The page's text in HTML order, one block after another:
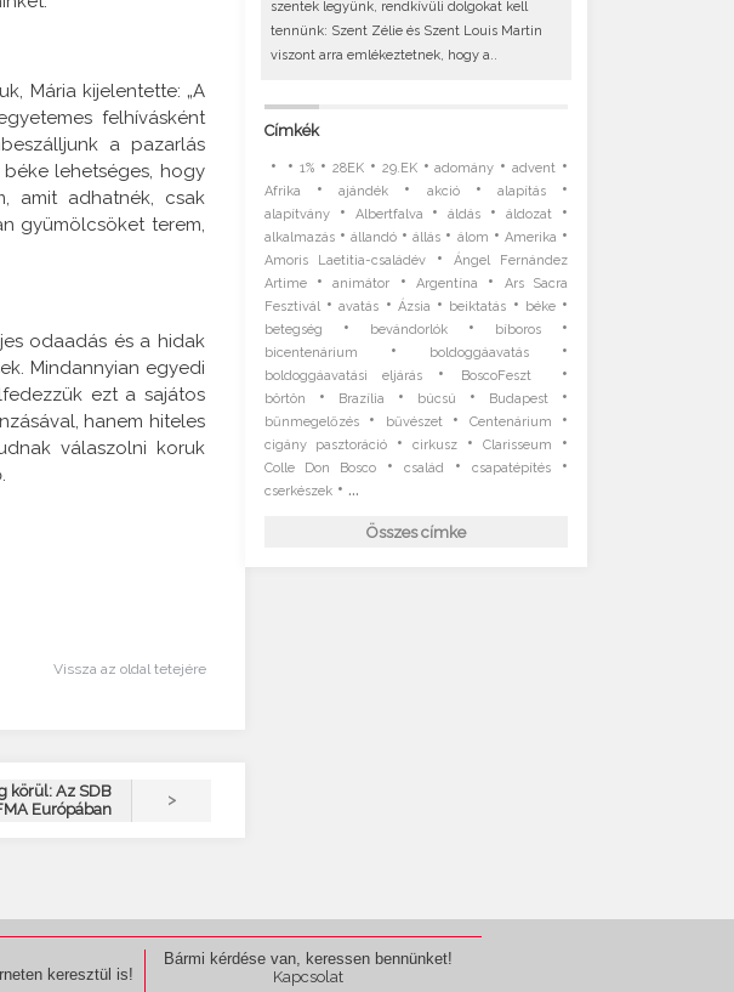
Mária kijelentette: „A
felhívásként
a pazarlás
lehetséges, hogy
amit adhatnék, csak
gyümölcsöket terem,
odaadás és a hidak
Mindannyian egyedi
ezt a sajátos
hanem hiteles
válaszolni koruk
Vissza az oldal tetejére
szentek legyünk, rendkívüli dolgokat kell
tennünk: Szent Zélie és Szent Louis Martin
viszont arra emlékeztetnek, hogy a..
Címkék
• •1% • 28EK • 29.EK•adomány •advent •
Afrika •ajándék • akció• alapítás•
alapítvány• Albertfalva •áldás •áldozat •
alkalmazás•állandó •állás • álom • Amerika •
Amoris Laetitia-családév•
Ángel Fernández
Artime•animátor •Argentína •
Ars Sacra
Fesztivál•avatás • Ázsia • beiktatás • béke•
betegség • bevándorlók• bíboros •
bicentenárium • boldoggáavatás•
boldoggáavatási eljárás • BoscoFeszt •
börtön • Brazília • búcsú • Budapest •
bűnmegelőzés• bűvészet• Centenárium •
cigány pasztoráció• cirkusz•Clarisseum •
Colle Don Bosco• család •csapatépítés •
cserkészek• ...
Összes címke
körül: Az SDB
Európában
>
keresztül is!
Bármi kérdése van, keressen bennünket!
Kapcsolat